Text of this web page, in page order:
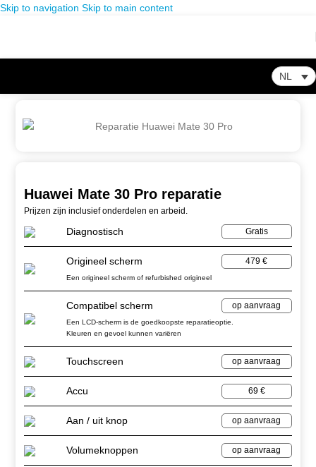
Skip to navigation Skip to main content
NL
Huawei Mate 30 Pro reparatie
Prijzen zijn inclusief onderdelen en arbeid.
Diagnostisch Gratis
Origineel scherm 479 €
Een origineel scherm of refurbished origineel
Compatibel scherm op aanvraag
Een LCD-scherm is de goedkoopste reparatieoptie.
Kleuren en gevoel kunnen variëren
Touchscreen op aanvraag
Accu 69 €
Aan / uit knop op aanvraag
Volumeknoppen op aanvraag